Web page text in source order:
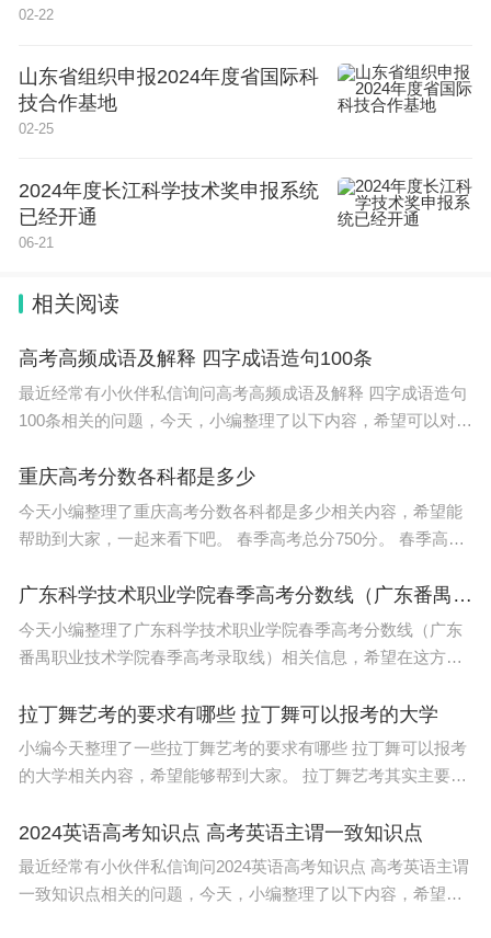
物，既可以了解是什么组成了排放的混合物，也可以
平。研究人员表示，这种方法也可以用于对其他行业
进行更全面的排放监测。
这些发现有助于描绘出油砂污染的更广阔图景，为此
前强调甲烷排放高于预期的研究提供了补充。此前，
业用标准技术测量的温室气体排放量高出约30%。Li
合作，了解这种差异的来源。
233
02-22
山东省组织申报2024年度省国际科
技合作基地
02-25
2024年度长江科学技术奖申报系统
已经开通
06-21
相关阅读
高考高频成语及解释 四字成语造句100条
最近经常有小伙伴私信询问高考高频成语及解释 四字成语造句
100条相关的问题，今天，小编整理了以下内容，希望可以对大
积累之成语篇
重庆高考分数各科都是多少
今天小编整理了重庆高考分数各科都是多少相关内容，希望能
帮助到大家，一起来看下吧。 春季高考总分750分。 春季高考
200分，非语言考试
广东科学技术职业学院春季高考分数线（广东番禺职业技术学院春季高考录取线）
今天小编整理了广东科学技术职业学院春季高考分数线（广东
番禺职业技术学院春季高考录取线）相关信息，希望在这方面
最低分数线： 广东
拉丁舞艺考的要求有哪些 拉丁舞可以报考的大学
小编今天整理了一些拉丁舞艺考的要求有哪些 拉丁舞可以报考
的大学相关内容，希望能够帮到大家。 拉丁舞艺考其实主要是
分为五项：形体观察，芭
2024英语高考知识点 高考英语主谓一致知识点
最近经常有小伙伴私信询问2024英语高考知识点 高考英语主谓
一致知识点相关的问题，今天，小编整理了以下内容，希望可